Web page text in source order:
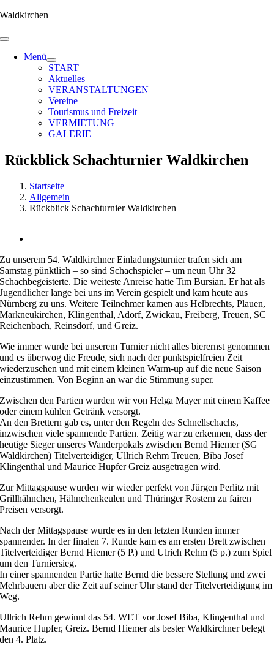
Zum
springen
Waldkirchen
Menü
START
Aktuelles
VERANSTALTUNGEN
Vereine
Tourismus und Freizeit
VERMIETUNG
GALERIE
Rückblick Schachturnier Waldkirchen
Startseite
Allgemein
Rückblick Schachturnier Waldkirchen
Bild
Zu unserem 54. Waldkirchner Einladungsturnier trafen sich am
Samstag pünktlich – so sind Schachspieler – um neun Uhr 32
Schachbegeisterte. Die weiteste Anreise hatte Tim Bursian. Er hat als
Jugendlicher lange bei uns im Verein gespielt und kam heute aus
Nürnberg zu uns. Weitere Teilnehmer kamen aus Helbrechts, Plauen,
Markneukirchen, Klingenthal, Adorf, Zwickau, Freiberg, Treuen, SC
Reichenbach, Reinsdorf, und Greiz.
Wie immer wurde bei unserem Turnier nicht alles bierernst genommen
und es überwog die Freude, sich nach der punktspielfreien Zeit
wiederzusehen und mit einem kleinen Warm-up auf die neue Saison
einzustimmen. Von Beginn an war die Stimmung super.
Zwischen den Partien wurden wir von Helga Mayer mit einem Kaffee
oder einem kühlen Getränk versorgt.
An den Brettern gab es, unter den Regeln des Schnellschachs,
inzwischen viele spannende Partien. Zeitig war zu erkennen, dass der
heutige Sieger unseres Wanderpokals zwischen Bernd Hiemer (SG
Waldkirchen) Titelverteidiger, Ullrich Rehm Treuen, Biba Josef
Klingenthal und Maurice Hupfer Greiz ausgetragen wird.
Zur Mittagspause wurden wir wieder perfekt von Jürgen Perlitz mit
Grillhähnchen, Hähnchenkeulen und Thüringer Rostern zu fairen
Preisen versorgt.
Nach der Mittagspause wurde es in den letzten Runden immer
spannender. In der finalen 7. Runde kam es am ersten Brett zwischen
Titelverteidiger Bernd Hiemer (5 P.) und Ulrich Rehm (5 p.) zum Spiel
um den Turniersieg.
In einer spannenden Partie hatte Bernd die bessere Stellung und zwei
Mehrbauern aber die Zeit auf seiner Uhr stand der Titelverteidigung im
Weg.
Ullrich Rehm gewinnt das 54. WET vor Josef Biba, Klingenthal und
Maurice Hupfer, Greiz. Bernd Hiemer als bester Waldkirchner belegt
den 4. Platz.